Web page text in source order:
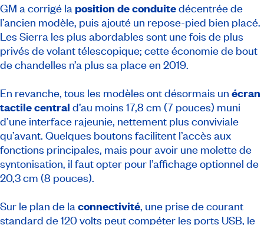
GM a corrigé la position de conduitedécentrée de
l’ancien modèle, puis ajouté un repose-pied bien placé.
Les Sierra les plus abordables sont une fois de plus
privés de volant télescopique; cette économie de bout
de chandelles n’a plus sa place en 2019.
En revanche, tous les modèles ont désormais un écran
tactile central d’au moins 17,8 cm (7 pouces) muni
d’une interface rajeunie, nettement plus conviviale
qu’avant. Quelques boutons facilitent l’accès aux
fonctions principales, mais pour avoir une molette de
syntonisation, il faut opter pour l’affichage optionnel de
20,3 cm (8 pouces).
Sur le plan de laconnectivité, une prise de courant
standard de 120 volts peut compéter les ports USB, le